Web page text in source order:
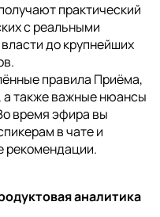
практический
с реальными
до крупнейших
правила Приёма,
а также важные нюансы
время эфира вы
в чате и
рекомендации.
аналитика